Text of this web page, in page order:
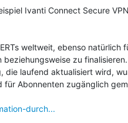
Ivanti Connect Secure
weltweit, ebenso natürlich
zu finalisieren.
die laufend aktualisiert wird,
Abonnenten zugänglich
durch...